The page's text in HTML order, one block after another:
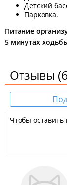
населенного
Детский
Парковка.
Питание
5 минутах
Отзывы
Чтобы оставить